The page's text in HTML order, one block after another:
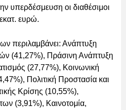
υπερδέσμευση οι διαθέσιμοι
ευρώ.
περιλαμβάνει: Ανάπτυξη
(41,27%), Πράσινη Ανάπτυξη
(27,77%), Κοινωνική
Πολιτική Προστασία και
Κρίσης (10,55%),
(3,91%), Καινοτομία,